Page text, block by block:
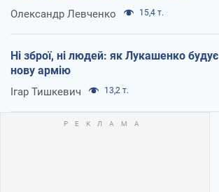
Олександр Левченко 15,4 т.
Ні зброї, ні людей: як Лукашенко будує
нову армію
Ігар Тишкевич 13,2 т.